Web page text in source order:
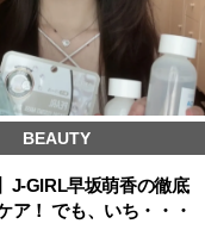
BEAUTY
J-GIRL早坂萌香の徹底
ア！ でも、いち・・・